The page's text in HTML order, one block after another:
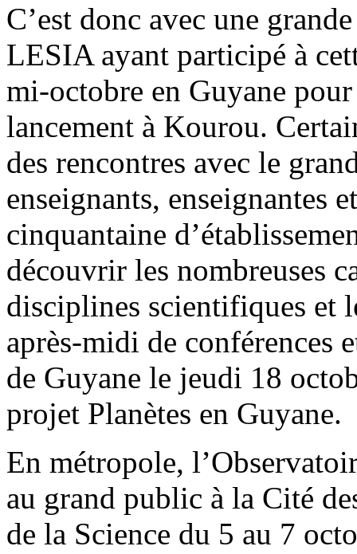
C’est donc avec une
LESIA ayant participé à
mi-octobre en Guyane
lancement à Kourou.
des rencontres avec le
enseignants, enseignantes
cinquantaine
découvrir les nombreuses
disciplines scientifiques et
après-midi de conférences
de Guyane le jeudi 18
projet Planètes en Guyane.
En métropole,
au grand public à la Cité
de la Science du 5 au 7